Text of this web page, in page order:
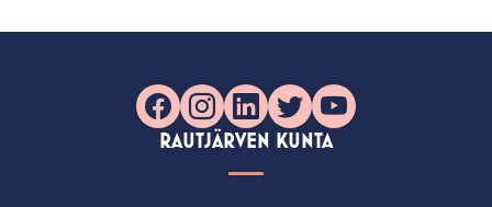
Facebook
Instagram
LinkedIn
X YouTube
RAUTJÄRVEN KUNTA